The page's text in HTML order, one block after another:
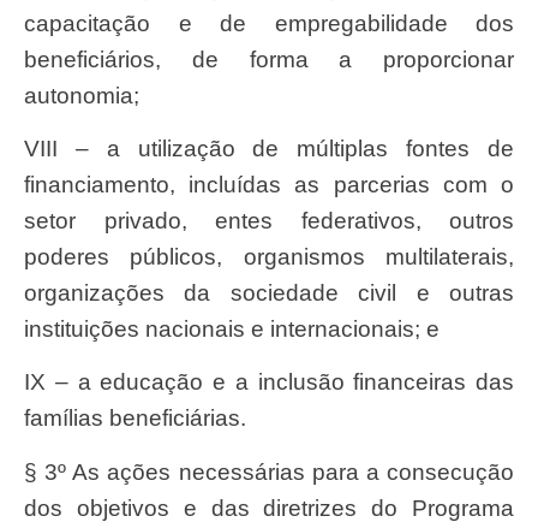
capacitação e de empregabilidade dos
beneficiários, de forma a proporcionar
autonomia;
VIII – a utilização de múltiplas fontes de
financiamento, incluídas as parcerias com o
setor privado, entes federativos, outros
poderes públicos, organismos multilaterais,
organizações da sociedade civil e outras
instituições nacionais e internacionais; e
IX – a educação e a inclusão financeiras das
famílias beneficiárias.
§ 3º As ações necessárias para a consecução
dos objetivos e das diretrizes do Programa